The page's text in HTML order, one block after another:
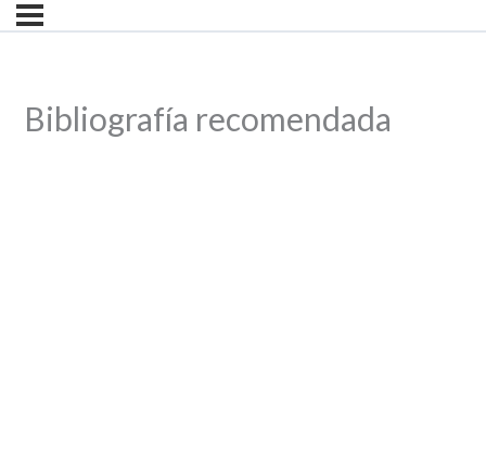
Bibliografía recomendada